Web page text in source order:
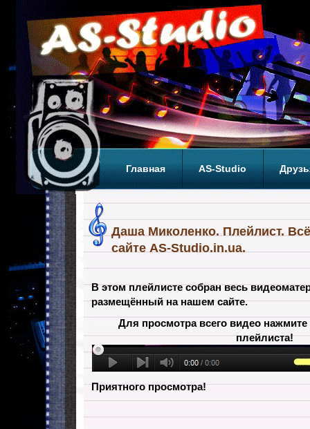
Главная AS-Studio
Даша Миколенко. Плейлист.
сайте AS-Studio.in.ua.
В этом плейлисте собран весь
размещённый на нашем сайте.
Для просмотра всего видео нажмите
плейлиста!
Приятного просмотра!